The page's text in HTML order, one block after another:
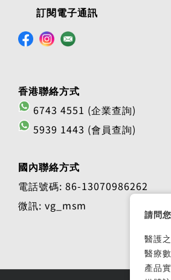
訂閱電子通訊
香港聯絡方式
6743 4551 (企業查詢)
5939 1443 (會員查詢)
國內聯絡方式
電話號碼: 86-13070986262
微訊: vg_msm
請問
醫護
醫療
產品